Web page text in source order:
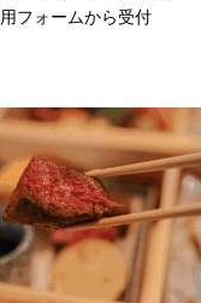
フォームから受付